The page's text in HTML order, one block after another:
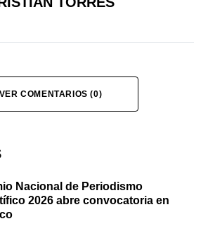
VER COMENTARIOS (0)
Nacional de Periodismo
2026 abre convocatoria en